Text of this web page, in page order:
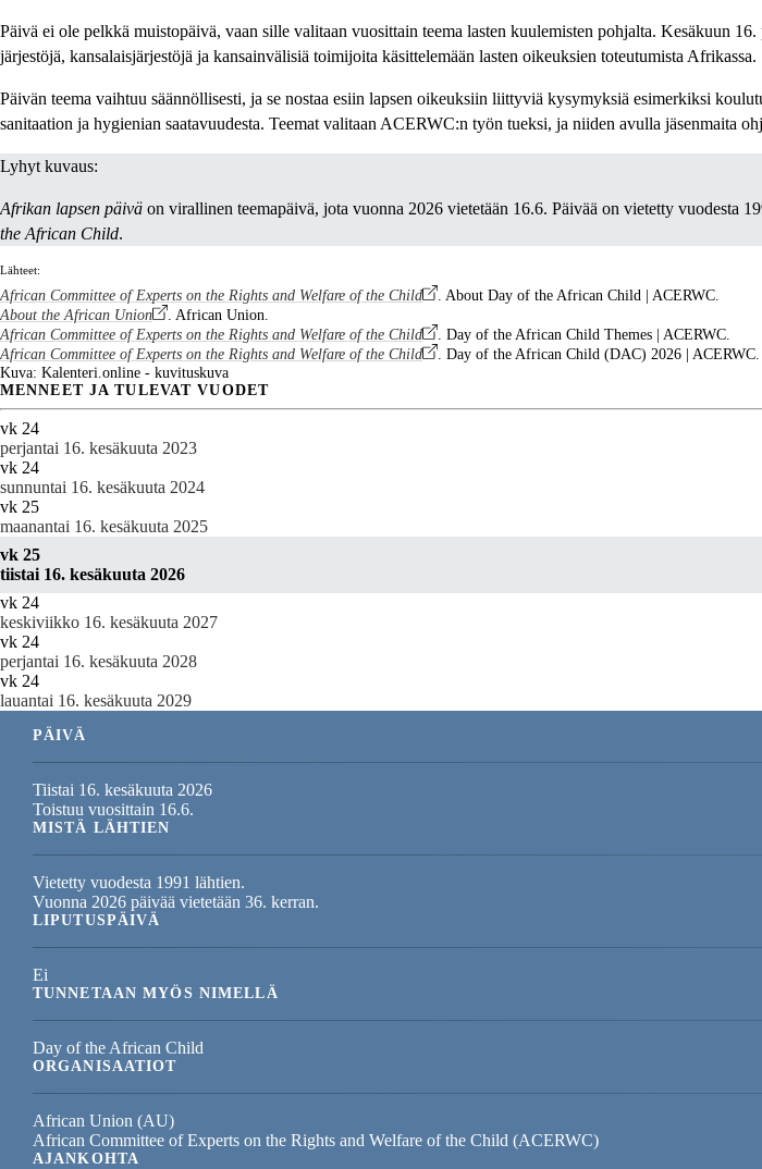
Päivä ei ole pelkkä muistopäivä, vaan sille valitaan vuosittain teema lasten kuulemisten pohjalta. Kesäkuun
järjestöjä, kansalaisjärjestöjä ja kansainvälisiä toimijoita käsittelemään lasten oikeuksien toteutumista Afrikassa.
Päivän teema vaihtuu säännöllisesti, ja se nostaa esiin lapsen oikeuksiin liittyviä kysymyksiä esimerkiksi
sanitaation ja hygienian saatavuudesta. Teemat valitaan ACERWC:n työn tueksi, ja niiden avulla jäsenmaita
Lyhyt kuvaus:
Afrikan lapsen päivä on virallinen teemapäivä, jota vuonna 2026 vietetään 16.6. Päivää on vietetty vuodesta
the African Child.
Lähteet:
African Committee of Experts on the Rights and Welfare of the Child
. About Day of the African Child | ACERWC.
About the African Union
. African Union.
African Committee of Experts on the Rights and Welfare of the Child
. Day of the African Child Themes | ACERWC.
African Committee of Experts on the Rights and Welfare of the Child
. Day of the African Child (DAC) 2026 | ACERWC.
Kuva: Kalenteri.online - kuvituskuva
MENNEET JA TULEVAT VUODET
vk 24
perjantai 16. kesäkuuta 2023
vk 24
sunnuntai 16. kesäkuuta 2024
vk 25
maanantai 16. kesäkuuta 2025
vk 25
tiistai 16. kesäkuuta 2026
vk 24
keskiviikko 16. kesäkuuta 2027
vk 24
perjantai 16. kesäkuuta 2028
vk 24
lauantai 16. kesäkuuta 2029
PÄIVÄ
Tiistai 16. kesäkuuta 2026
Toistuu vuosittain 16.6.
MISTÄ LÄHTIEN
Vietetty vuodesta 1991 lähtien.
Vuonna 2026 päivää vietetään 36. kerran.
LIPUTUSPÄIVÄ
Ei
TUNNETAAN MYÖS NIMELLÄ
Day of the African Child
ORGANISAATIOT
African Union (AU)
African Committee of Experts on the Rights and Welfare of the Child (ACERWC)
AJANKOHTA